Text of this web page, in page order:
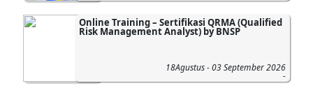
Online Training – Sertifikasi QRMA (Qualified
Risk Management Analyst) by BNSP
18Agustus - 03 September 2026
-